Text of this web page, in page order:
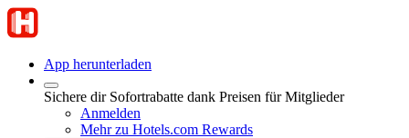
App herunterladen
Sichere dir Sofortrabatte dank Preisen für Mitglieder
Anmelden
Mehr zu Hotels.com Rewards